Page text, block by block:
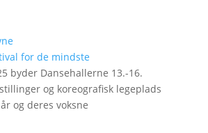
for de mindste
byder Dansehallerne 13.-16.
og koreografisk legeplads
og deres voksne